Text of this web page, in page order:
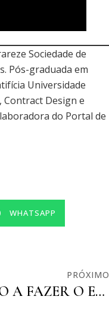
Sociedade de
Pós-graduada em
Universidade
Contract Design e
do Portal de
WHATSAPP
PRÓXIMO
SOU OBRIGADO A FAZER O EXAME TOXICOLÓGICO?